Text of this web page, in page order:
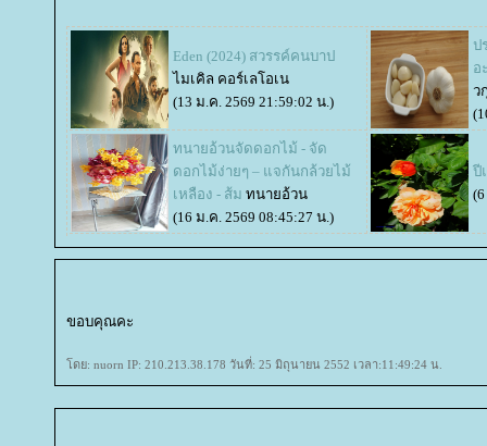
Eden (2024) สวรรค์คนบาป
ไมเคิล คอร์เลโอเน
(13 ม.ค. 2569 21:59:02 น.)
ป
อ
ทนายอ้วนจัดดอกไม้ - จัด
ดอกไม้ง่ายๆ – แจกันกล้วยไม้
เหลือง - ส้ม ทนายอ้วน
(16 ม.ค. 2569 08:45:27 น.)
ปี
ขอบคุณคะ
ดย: nuorn IP: 210.213.38.178 วันที่: 25 มิถุนายน 2552 เวลา:11:49:24 น.